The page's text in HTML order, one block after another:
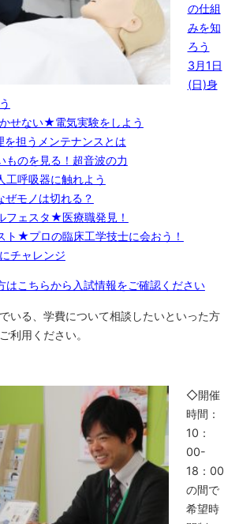
の仕組
みを知
ろう
3月1日
(日)身
せない★電気実験をしよう
担うメンテナンスとは
のを見る！超音波の力
呼吸器に触れよう
モノは切れる？
フェスタ★医療職発見！
ト★プロの臨床工学技士に会おう！
チャレンジ
はこちらから入試情報をご確認ください
いる、学費について相談したいといった方
利用ください。
◇開催
時間：
10：
00-
18：00
の間で
希望時